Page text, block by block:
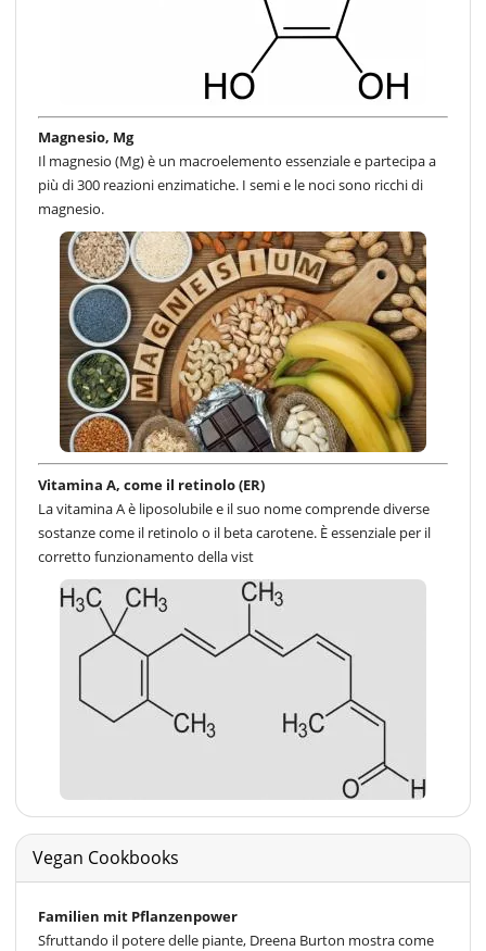
Magnesio, Mg
Il magnesio (Mg) è un macroelemento essenziale e partecipa a
più di 300 reazioni enzimatiche. I semi e le noci sono ricchi di
magnesio.
Vitamina A, come il retinolo (ER)
La vitamina A è liposolubile e il suo nome comprende diverse
sostanze come il retinolo o il beta carotene. È essenziale per il
corretto funzionamento della vist
Vegan Cookbooks
Familien mit Pflanzenpower
Sfruttando il potere delle piante, Dreena Burton mostra come